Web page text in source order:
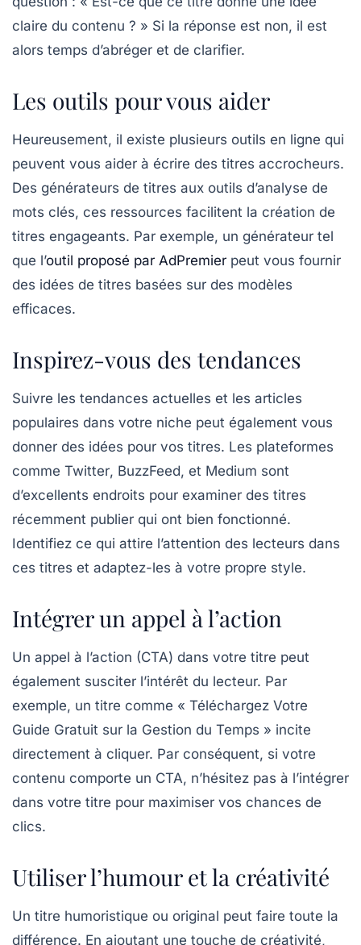
claire du contenu ? » Si la réponse est non, il est
alors temps d’abréger et de clarifier.
Les outils pour vous aider
Heureusement, il existe plusieurs outils en ligne qui
peuvent vous aider à écrire des titres accrocheurs.
Des générateurs de titres aux outils d’analyse de
mots clés, ces ressources facilitent la création de
titres engageants. Par exemple, un générateur tel
que l’outil proposé par AdPremier peut vous fournir
des idées de titres basées sur des modèles
efficaces.
Inspirez-vous des tendances
Suivre les tendances actuelles et les articles
populaires dans votre niche peut également vous
donner des idées pour vos titres. Les plateformes
comme Twitter, BuzzFeed, et Medium sont
d’excellents endroits pour examiner des titres
récemment publier qui ont bien fonctionné.
Identifiez ce qui attire l’attention des lecteurs dans
ces titres et adaptez-les à votre propre style.
Intégrer un appel à l’action
Un appel à l’action (CTA) dans votre titre peut
également susciter l’intérêt du lecteur. Par
exemple, un titre comme « Téléchargez Votre
Guide Gratuit sur la Gestion du Temps » incite
directement à cliquer. Par conséquent, si votre
contenu comporte un CTA, n’hésitez pas à l’intégrer
dans votre titre pour maximiser vos chances de
clics.
Utiliser l’humour et la créativité
Un titre humoristique ou original peut faire toute la
différence. En ajoutant une touche de créativité,